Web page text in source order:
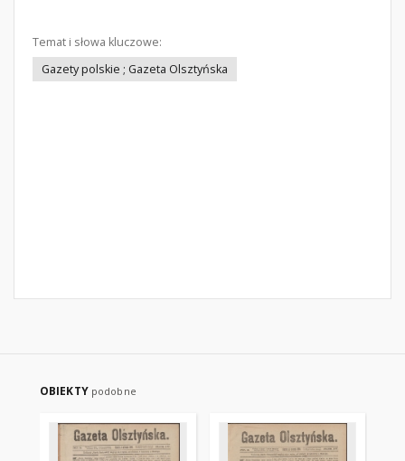
Temat i słowa kluczowe:
Gazety polskie ; Gazeta Olsztyńska
OBIEKTY podobne